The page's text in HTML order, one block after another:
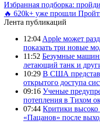
Избранная подборка:
🔥 620k+ уже прошли
Лента публикаций
12:04 Apple может
показать три новые
11:52 Безумные
летающий танк и
10:29 В США
открытого доступа
09:16 Ученые
потепления в Тихом
07:44 Критики высоко
«Пацанов» после